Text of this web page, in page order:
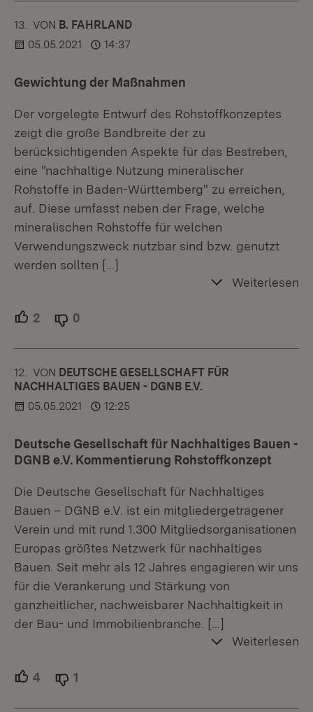
13. KOMMENTAR
VON :B. FAHRLAND
05.05.2021
14:37
Gewichtung der Maßnahmen
Der vorgelegte Entwurf des Rohstoffkonzeptes
zeigt die große Bandbreite der zu
berücksichtigenden Aspekte für das Bestreben,
eine "nachhaltige Nutzung mineralischer
Rohstoffe in Baden-Württemberg" zu erreichen,
auf. Diese umfasst neben der Frage, welche
mineralischen Rohstoffe für welchen
Verwendungszweck nutzbar sind bzw. genutzt
werden sollten […]
Weiterlesen
2 Unterstützer.
0
12. KOMMENTAR
VON :DEUTSCHE GESELLSCHAFT FÜR
NACHHALTIGES BAUEN - DGNB E.V.
05.05.2021
12:25
Deutsche Gesellschaft für Nachhaltiges Bauen -
DGNB e.V. Kommentierung Rohstoffkonzept
Die Deutsche Gesellschaft für Nachhaltiges
Bauen – DGNB e.V. ist ein mitgliedergetragener
Verein und mit rund 1.300 Mitgliedsorganisationen
Europas größtes Netzwerk für nachhaltiges
Bauen. Seit mehr als 12 Jahres engagieren wir uns
für die Verankerung und Stärkung von
ganzheitlicher, nachweisbarer Nachhaltigkeit in
der Bau- und Immobilienbranche.
[…]
Weiterlesen
4 Unterstützer.
1